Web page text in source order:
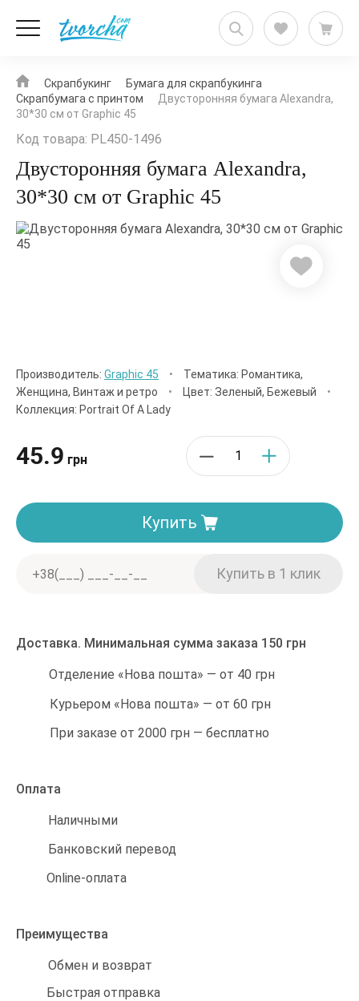
Скрапбукинг
Бумага для скрапбукинга
Скрапбумага с принтом
Двусторонняя бумага Alexandra,
30*30 см от Graphic 45
Код товара: PL450-1496
Двусторонняя бумага Alexandra,
30*30 см от Graphic 45
Производитель: Graphic 45 •
Тематика: Романтика,
Женщина, Винтаж и ретро
• Цвет: Зеленый, Бежевый
•
Коллекция: Portrait Of A Lady
45.9 грн
Купить
Доставка. Минимальная сумма заказа 150 грн
Отделение «Нова пошта» — от 40 грн
Курьером «Нова пошта» — от 60 грн
При заказе от 2000 грн — бесплатно
Оплата
Наличными
Банковский перевод
Online-оплата
Преимущества
Обмен и возврат
Быстрая отправка